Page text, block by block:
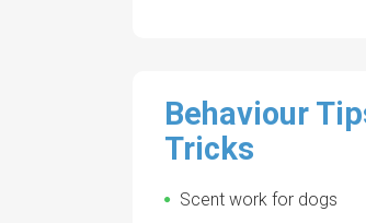
Behaviour
Tricks
Scent work for dogs